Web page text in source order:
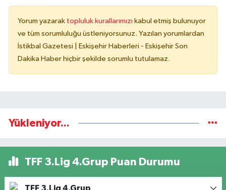
Yorum yazarak topluluk kurallarımızı kabul etmiş bulunuyor
ve tüm sorumluluğu üstleniyorsunuz. Yazılan yorumlardan
İstikbal Gazetesi | Eskişehir Haberleri - Eskişehir Son
Dakika Haber hiçbir şekilde sorumlu tutulamaz.
Yükleniyor...
TFF 3.Lig 4.Grup Puan Durumu